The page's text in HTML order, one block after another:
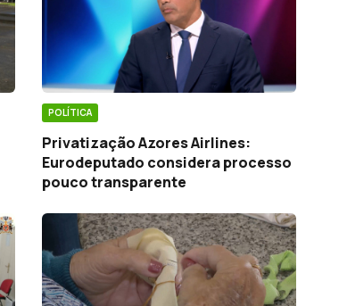
POLÍTICA
Privatização Azores Airlines:
Eurodeputado considera processo
pouco transparente